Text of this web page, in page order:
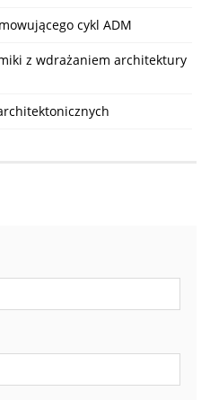
cykl ADM
z wdrażaniem architektury